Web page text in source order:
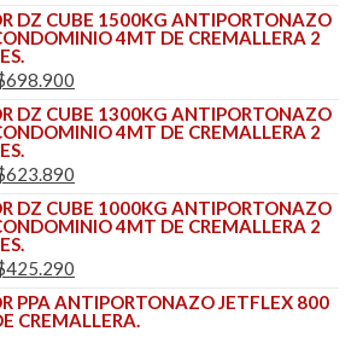
PRECIO
ACTUAL
DZ CUBE 1500KG ANTIPORTONAZO
4MT DE CREMALLERA 2
698.900
PRECIO
ACTUAL
DZ CUBE 1300KG ANTIPORTONAZO
4MT DE CREMALLERA 2
623.890
PRECIO
ACTUAL
DZ CUBE 1000KG ANTIPORTONAZO
4MT DE CREMALLERA 2
425.290
PRECIO
ACTUAL
PPA ANTIPORTONAZO JETFLEX 800
CREMALLERA.